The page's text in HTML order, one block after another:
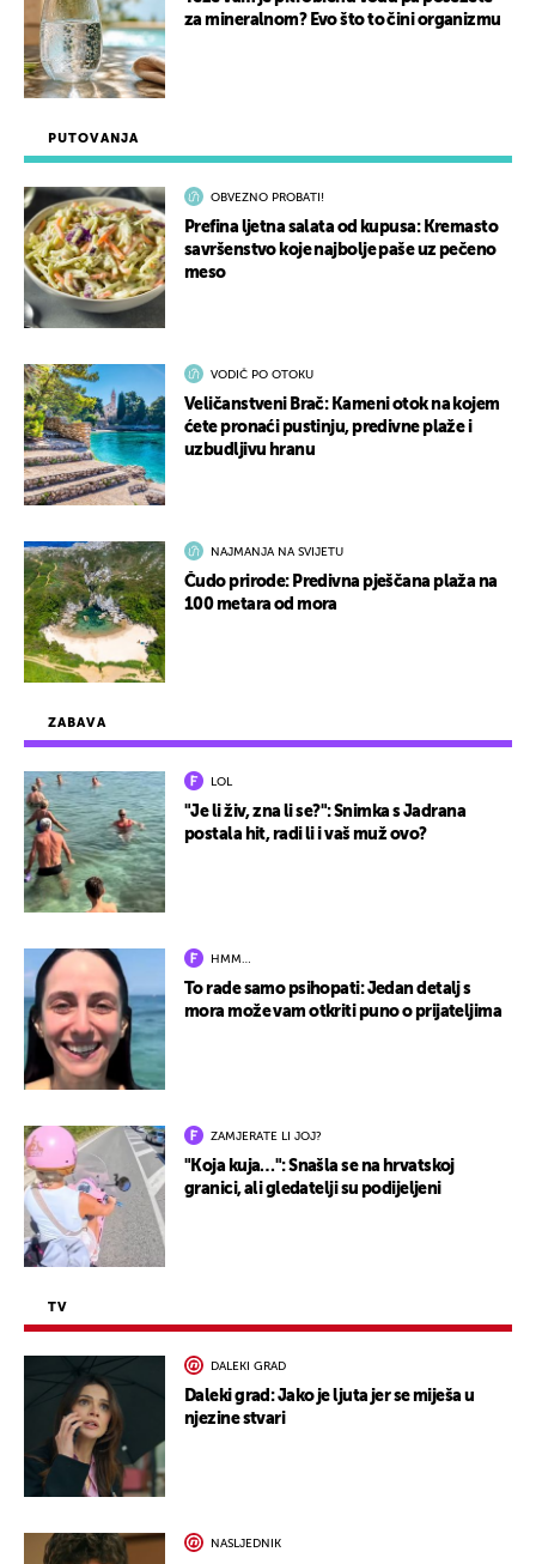
ZABAVA
LOL
"Je li živ, zna li se?": Snimka s Jadrana
postala hit, radi li i vaš muž ovo?
HMM…
To rade samo psihopati: Jedan detalj s
mora može vam otkriti puno o prijateljima
ZAMJERATE LI JOJ?
"Koja kuja…": Snašla se na hrvatskoj
granici, ali gledatelji su podijeljeni
TV
DALEKI GRAD
Daleki grad: Jako je ljuta jer se miješa u
njezine stvari
NASLJEDNIK
PUTOVANJA
OBVEZNO PROBATI!
Prefina ljetna salata od kupusa: Kremasto
savršenstvo koje najbolje paše uz pečeno
meso
VODIČ PO OTOKU
Veličanstveni Brač: Kameni otok na kojem
ćete pronaći pustinju, predivne plaže i
uzbudljivu hranu
NAJMANJA NA SVIJETU
Čudo prirode: Predivna pješčana plaža na
100 metara od mora
za mineralnom? Evo što to čini organizmu